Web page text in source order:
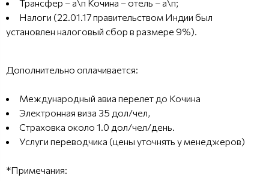
Трансфер – а\п Кочина – отель – а\п;
Налоги (22.01.17 правительством Индии был
установлен налоговый сбор в размере 9%).
Дополнительно оплачивается:
Международный авиа перелет до Кочина
Электронная виза 35 дол/чел,
Страховка около 1.0 дол/чел/день.
Услуги переводчика (цены уточнять у менеджеров)
*Примечания: